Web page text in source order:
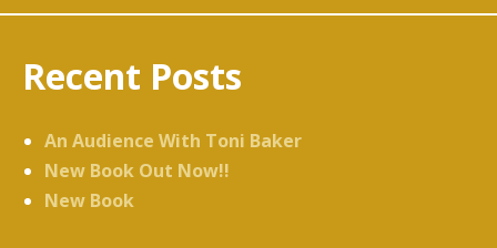
Recent Posts
An Audience With Toni Baker
New Book Out Now!!
New Book